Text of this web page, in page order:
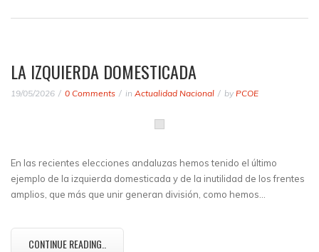
LA IZQUIERDA DOMESTICADA
19/05/2026 0 Comments in Actualidad Nacional by PCOE
En las recientes elecciones andaluzas hemos tenido el último
ejemplo de la izquierda domesticada y de la inutilidad de los frentes
amplios, que más que unir generan división, como hemos…
CONTINUE READING..